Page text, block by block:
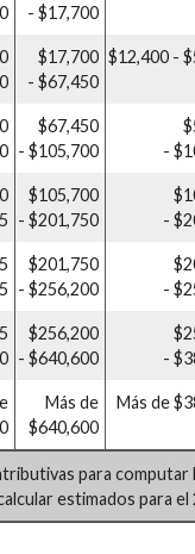
- $17,700
$17,700
- $67,450
$12,400 -
$67,450
- $105,700
-
$105,700
- $201,750
-
$201,750
- $256,200
-
$256,200
- $640,600
-
Más de
$640,600
Más de
para computar
estimados para el